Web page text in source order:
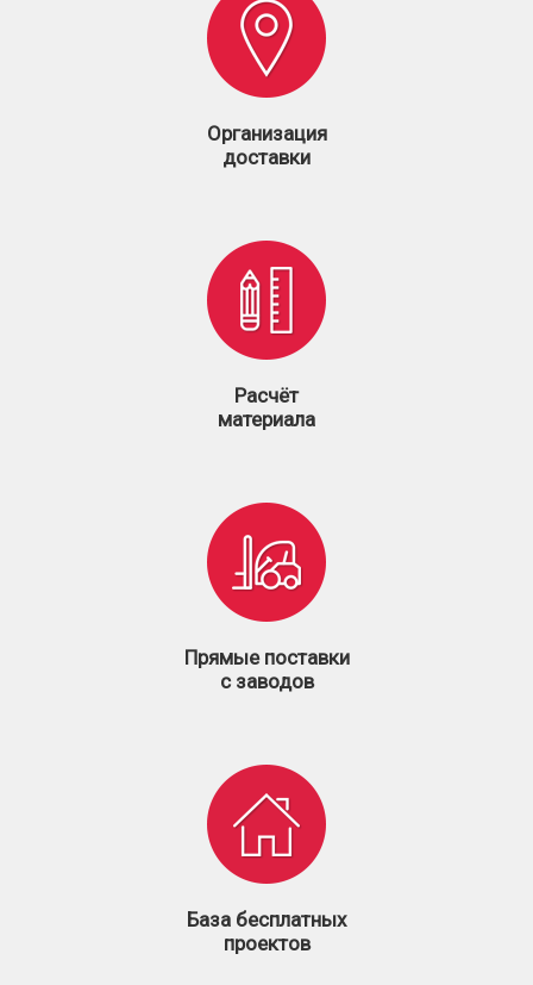
Организация
доставки
Расчёт
материала
Прямые поставки
с заводов
База бесплатных
проектов